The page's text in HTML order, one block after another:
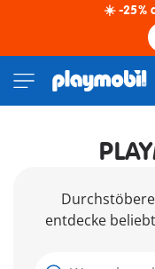
☀️ -25%
Durchstöbere
entdecke